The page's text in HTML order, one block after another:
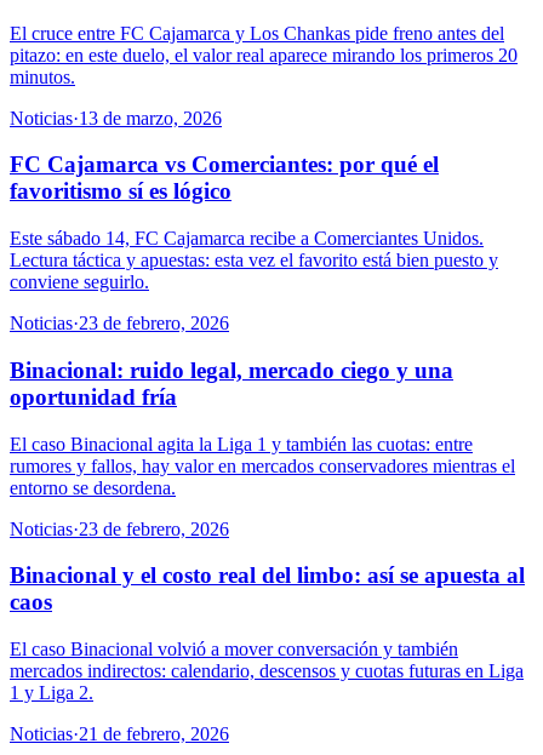
El cruce entre FC Cajamarca y Los Chankas pide freno antes del
pitazo: en este duelo, el valor real aparece mirando los primeros 20
minutos.
Noticias·13 de marzo, 2026
FC Cajamarca vs Comerciantes: por qué el
favoritismo sí es lógico
Este sábado 14, FC Cajamarca recibe a Comerciantes Unidos.
Lectura táctica y apuestas: esta vez el favorito está bien puesto y
conviene seguirlo.
Noticias·23 de febrero, 2026
Binacional: ruido legal, mercado ciego y una
oportunidad fría
El caso Binacional agita la Liga 1 y también las cuotas: entre
rumores y fallos, hay valor en mercados conservadores mientras el
entorno se desordena.
Noticias·23 de febrero, 2026
Binacional y el costo real del limbo: así se apuesta al
caos
El caso Binacional volvió a mover conversación y también
mercados indirectos: calendario, descensos y cuotas futuras en Liga
1 y Liga 2.
Noticias·21 de febrero, 2026